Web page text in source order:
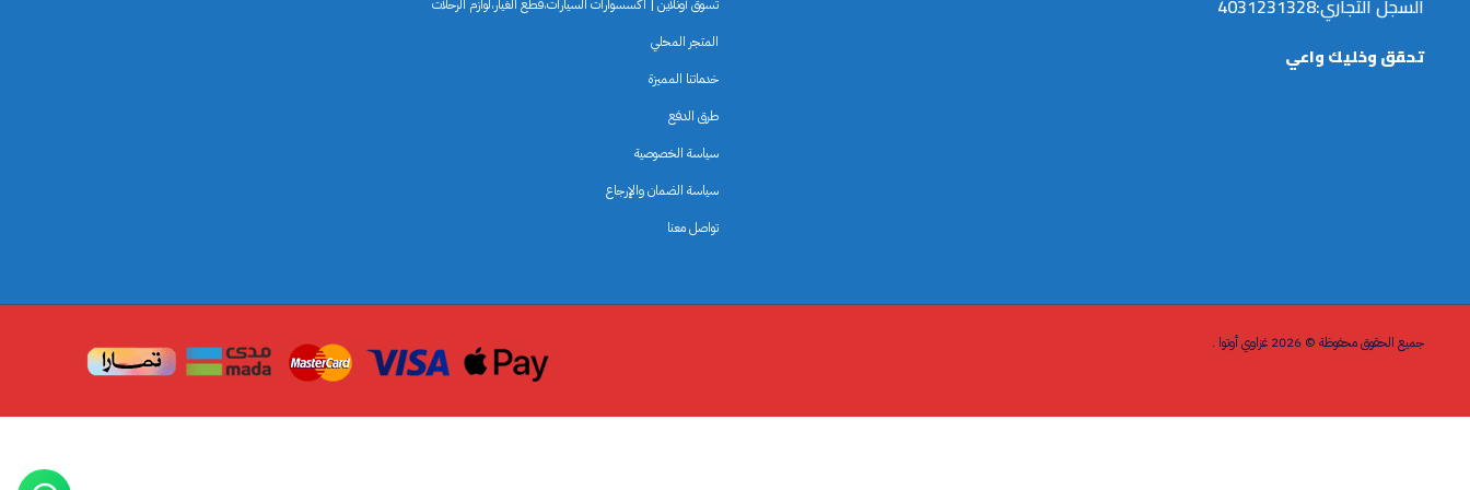
تحقق وخليك واعي
تسوق أونلاين | اكسسوارات السيارات،قطع الغيار،لوازم الرحلات
المتجر المحلي
خدماتنا المميزة
طرق الدفع
سياسة الخصوصية
سياسة الضمان والإرجاع
تواصل معنا
جميع الحقوق محفوظة © 2026 غزاوي أوتوا .